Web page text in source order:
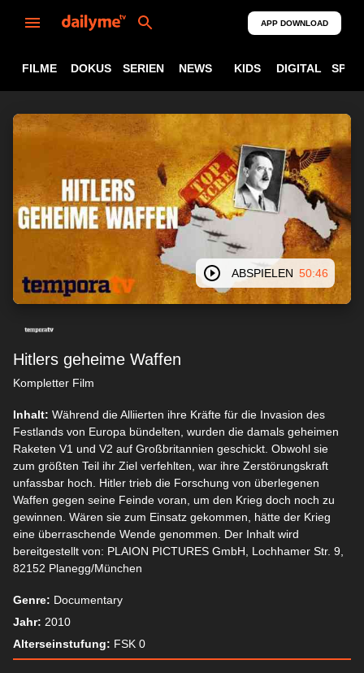
APP DOWNLOAD
FILME DOKUS SERIEN NEWS KIDS DIGITAL
ABSPIELEN 50:46
Hitlers geheime Waffen
Kompletter Film
Inhalt: Während die Alliierten ihre Kräfte für die Invasion des
Festlands von Europa bündelten, wurden die damals geheimen
Raketen V1 und V2 auf Großbritannien geschickt. Obwohl sie
zum größten Teil ihr Ziel verfehlten, war ihre Zerstörungskraft
unfassbar hoch. Hitler trieb die Forschung von überlegenen
Waffen gegen seine Feinde voran, um den Krieg doch noch zu
gewinnen. Wären sie zum Einsatz gekommen, hätte der Krieg
eine überraschende Wende genommen. Der Inhalt wird
bereitgestellt von: PLAION PICTURES GmbH, Lochhamer Str. 9,
82152 Planegg/München
Genre: Documentary
Jahr: 2010
Alterseinstufung: FSK 0